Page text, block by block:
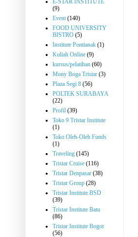
E-STAR INSTITUTE
(9)
Event (140)
FOOD UNIVERSITY
BISTRO (5)
Institute Pontianak (1)
Kuliah Online (9)
kursus/pelatihan (60)
Mony Boga Tristar (3)
Plaza Segi 8 (56)
POLTEK SURABAYA
(22)
Profil (39)
Toko 9 Tristar Institute
(1)
Toko Oleh-Oleh Funds
(1)
Traveling (145)
Tristar Cruise (116)
Tristar Denpasar (38)
Tristar Group (28)
Tristar Institute BSD
(39)
Tristar Institute Batu
(86)
Tristar Institute Bogor
(56)